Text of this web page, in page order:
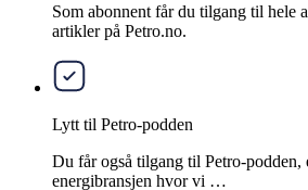
Som abonnent får du tilgang til hele
artikler på Petro.no.
Lytt til Petro-podden
Du får også tilgang til Petro-podden,
energibransjen hvor vi …